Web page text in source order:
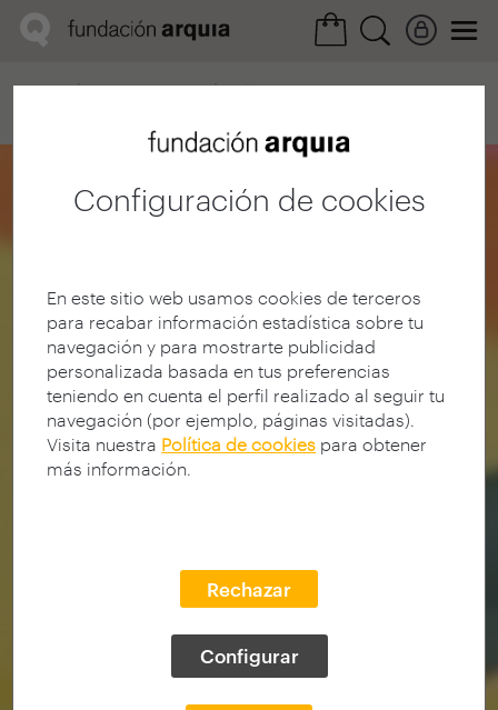
Configuración de cookies
En este sitio web usamos cookies de terceros
para recabar información estadística sobre tu
navegación y para mostrarte publicidad
personalizada basada en tus preferencias
teniendo en cuenta el perfil realizado al seguir tu
navegación (por ejemplo, páginas visitadas).
Visita nuestra Política de cookies para obtener
más información.
Rechazar
Configurar
Home Convocatorias
Próxima